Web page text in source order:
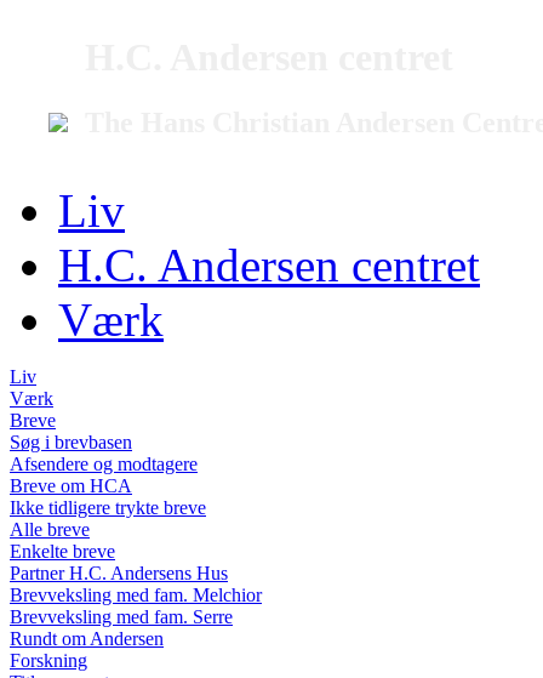
Liv
H.C. Andersen centret
Værk
Liv
Værk
Breve
Søg i brevbasen
Afsendere og modtagere
Breve om HCA
Ikke tidligere trykte breve
Alle breve
Enkelte breve
Partner H.C. Andersens Hus
Brevveksling med fam. Melchior
Brevveksling med fam. Serre
Rundt om Andersen
Forskning